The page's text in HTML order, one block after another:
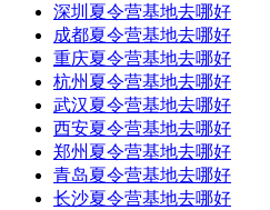
深圳夏令营基地去哪好
成都夏令营基地去哪好
重庆夏令营基地去哪好
杭州夏令营基地去哪好
武汉夏令营基地去哪好
西安夏令营基地去哪好
郑州夏令营基地去哪好
青岛夏令营基地去哪好
长沙夏令营基地去哪好